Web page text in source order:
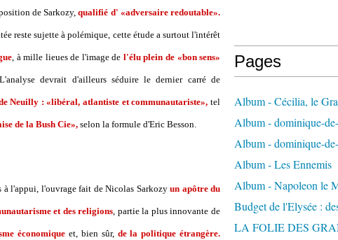
de Sarkozy, qualifié d' «adversaire redoutable».
reste sujette à polémique, cette étude a surtout l'intérêt
, à mille lieues de l'image de l'élu plein de «bon sens»
devrait d'ailleurs séduire le dernier carré de
Neuilly : «libéral, atlantiste et communautariste», tel
de la Bush Cie»,selon la formule d'Eric Besson.
à l'appui, l'ouvrage fait de Nicolas Sarkozyun apôtre du
et des religions, partie la plus innovante de
économique et, bien sûr, de la politique étrangère.
Pages
Album - Cécilia, le
Album - dominique-
Album - dominique-
Album - Les Ennemis
Album - Napoleon le
Budget de l'Elysée :
LA FOLIE DES